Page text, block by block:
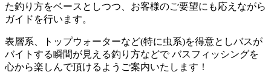
た釣り方をベースとしつつ、お客様のご要望にも応えながら
ガイドを行います。
表層系、トップウォーターなど(特に虫系)を得意としバスが
バイトする瞬間が見える釣り方などで バスフィッシングを
心から楽しんで頂けるようご案内いたします！